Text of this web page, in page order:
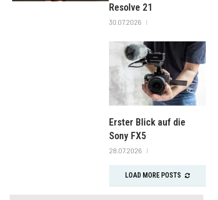
Resolve 21
30.07.2026
Erster Blick auf die
Sony FX5
28.07.2026
LOAD MORE POSTS